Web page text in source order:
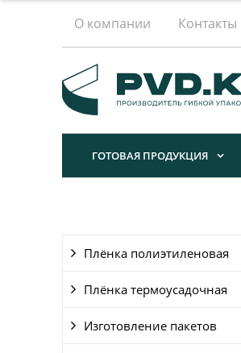
О компании Контакты
ГОТОВАЯ ПРОДУКЦИЯ
Плёнка полиэтиленовая
Плёнка термоусадочная
Изготовление пакетов